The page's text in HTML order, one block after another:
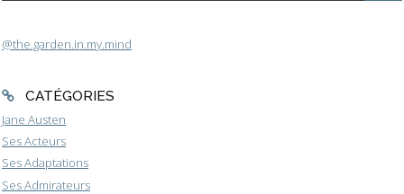
@the.garden.in.my.mind
CATÉGORIES
Jane Austen
Ses Acteurs
Ses Adaptations
Ses Admirateurs